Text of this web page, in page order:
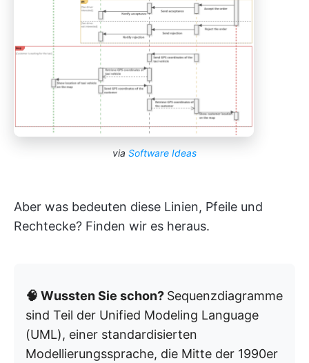
via Software Ideas
Aber was bedeuten diese Linien, Pfeile und
Rechtecke? Finden wir es heraus.
🧠 Wussten Sie schon? Sequenzdiagramme
sind Teil der Unified Modeling Language
(UML), einer standardisierten
Modellierungssprache, die Mitte der 1990er